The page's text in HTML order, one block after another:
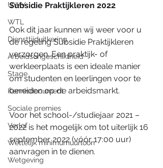
UWV
WTL
Diensttijduitkering
Arbeidsongeschiktheid
Stage
Kennisdocument
Sociale premies
Verlof
Wettelijk minimumuurloon
Wetgeving
Subsidie Praktijkleren 2022
Ook dit jaar kunnen wij weer voor u
de regeling Subsidie Praktijkleren
verzorgen. Een praktijk- of
werkleerplaats is een ideale manier
om studenten en leerlingen voor te
bereiden op de arbeidsmarkt.
Voor het school-/studiejaar 2021 –
2022 is het mogelijk om tot uiterlijk 16
september 2022 (vóór 17:00 uur)
aanvragen in te dienen.